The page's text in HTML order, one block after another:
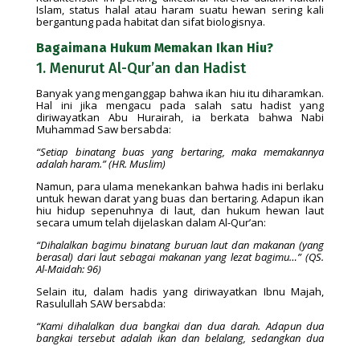
Islam, status halal atau haram suatu hewan sering kali
bergantung pada habitat dan sifat biologisnya.
Bagaimana Hukum Memakan Ikan Hiu?
1. Menurut Al-Qur’an dan Hadist
Banyak yang menganggap bahwa ikan hiu itu diharamkan.
Hal ini jika mengacu pada salah satu hadist yang
diriwayatkan Abu Hurairah, ia berkata bahwa Nabi
Muhammad Saw bersabda:
“Setiap binatang buas yang bertaring, maka memakannya
adalah haram.” (HR. Muslim)
Namun, para ulama menekankan bahwa hadis ini berlaku
untuk hewan darat yang buas dan bertaring. Adapun ikan
hiu hidup sepenuhnya di laut, dan hukum hewan laut
secara umum telah dijelaskan dalam Al-Qur’an:
“Dihalalkan bagimu binatang buruan laut dan makanan (yang
berasal) dari laut sebagai makanan yang lezat bagimu…” (QS.
Al-Maidah: 96)
Selain itu, dalam hadis yang diriwayatkan Ibnu Majah,
Rasulullah SAW bersabda:
“Kami dihalalkan dua bangkai dan dua darah. Adapun dua
bangkai tersebut adalah ikan dan belalang, sedangkan dua